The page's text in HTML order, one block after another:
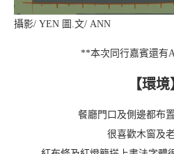
攝影/ YEN 圖.文/ ANN
**本次同行嘉賓還有
【環境
餐廳門口及側邊都布
很喜歡木窗及